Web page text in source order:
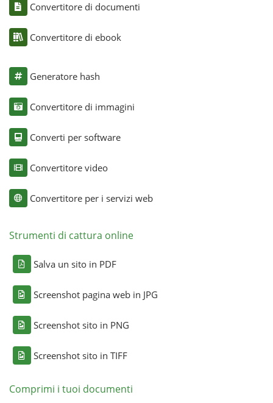
Convertitore di documenti
Convertitore di ebook
Generatore hash
Convertitore di immagini
Converti per software
Convertitore video
Convertitore per i servizi web
Strumenti di cattura online
Salva un sito in PDF
Screenshot pagina web in JPG
Screenshot sito in PNG
Screenshot sito in TIFF
Comprimi i tuoi documenti